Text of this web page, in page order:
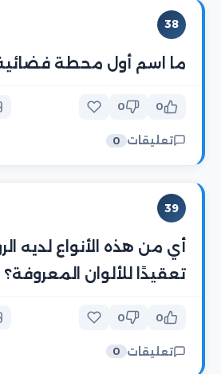
38
ما اسم أول محطة
0
0
تعليقات 0
39
أي من هذه الأنواع لديه
تعقيدًا للألوان المعروفة؟
0
0
تعليقات 0